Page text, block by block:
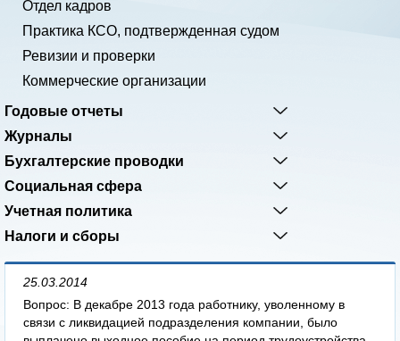
Отдел кадров
Практика КСО, подтвержденная судом
Ревизии и проверки
Коммерческие организации
Годовые отчеты
Журналы
Бухгалтерские проводки
Социальная сфера
Учетная политика
Налоги и сборы
25.03.2014
Вопрос: В декабре 2013 года работнику, уволенному в
связи с ликвидацией подразделения компании, было